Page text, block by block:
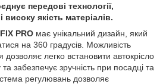
передові технології,
високу якість матеріалів.
PRO має унікальний дизайн, який
на 360 градусів. Можливість
дозволяє легко встановити автокрісло
забезпечує зручність при посадці та
регулювань дозволяє